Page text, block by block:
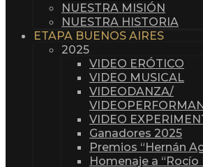
NUESTRA MISIÓN
NUESTRA HISTORIA
ETAPA BUENOS AIRES
2025
VIDEO ERÓTICO
VIDEO MUSICAL
VIDEODANZA/
VIDEO
Ganadores 2025
Premios “Hernán
Homenaje a “Rocío